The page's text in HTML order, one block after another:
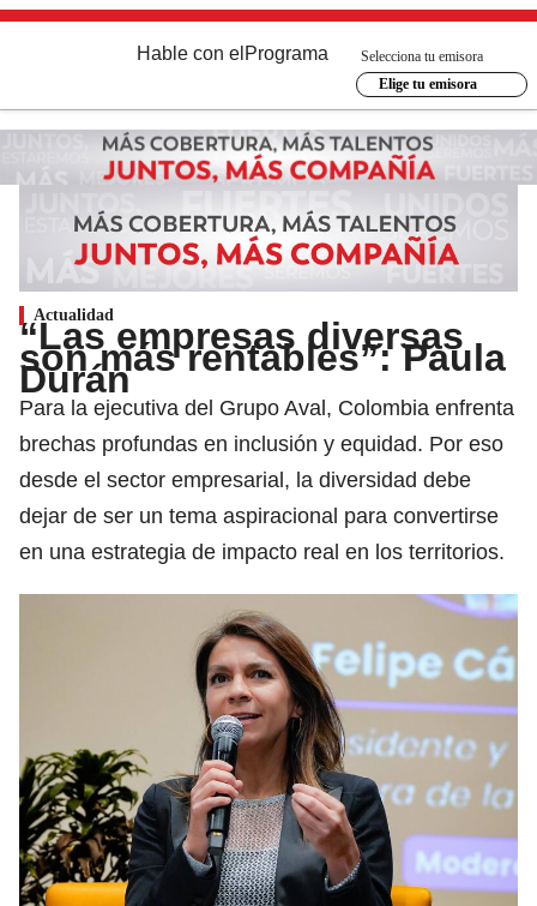
Hable con el Programa
Selecciona tu emisora
Elige tu emisora
Actualidad
“Las empresas diversas
son más rentables”: Paula
Durán
Para la ejecutiva del Grupo Aval, Colombia enfrenta
brechas profundas en inclusión y equidad. Por eso
desde el sector empresarial, la diversidad debe
dejar de ser un tema aspiracional para convertirse
en una estrategia de impacto real en los territorios.